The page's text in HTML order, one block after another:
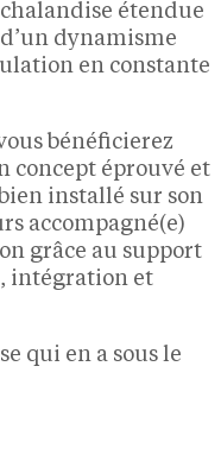
étendue
dynamisme
en constante
bénéficierez
concept éprouvé et
installé sur son
accompagné(e)
grâce au support
intégration et
qui en a sous le